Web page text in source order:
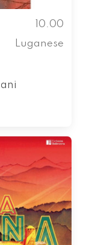
10.00
Luganese